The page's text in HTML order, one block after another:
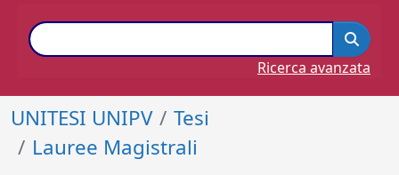
Ricerca avanzata
UNITESI UNIPV
Tesi
Lauree Magistrali